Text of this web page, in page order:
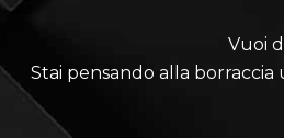
Vuoi
Stai pensando alla